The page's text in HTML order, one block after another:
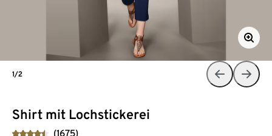
Shirt mit Lochstickerei
(1675)
1/2